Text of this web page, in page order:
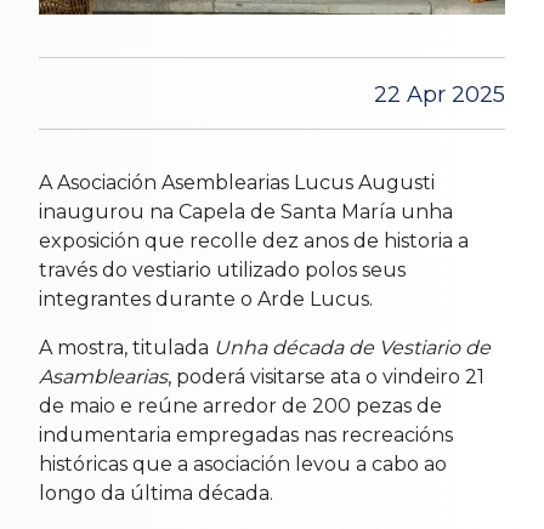
22 Apr 2025
A Asociación Asemblearias Lucus Augusti
inaugurou na Capela de Santa María unha
exposición que recolle dez anos de historia a
través do vestiario utilizado polos seus
integrantes durante o Arde Lucus.
A mostra, titulada Unha década de Vestiario de
Asamblearias, poderá visitarse ata o vindeiro 21
de maio e reúne arredor de 200 pezas de
indumentaria empregadas nas recreacións
históricas que a asociación levou a cabo ao
longo da última década.